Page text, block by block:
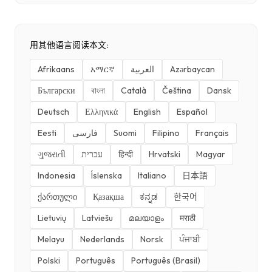
用其他语言阅读本文:
Afrikaans አማርኛ العربية
Azərbaycan
Български
বাংলা Català Čeština
Dansk
Deutsch
Ελληνικά English
Español
Eesti
فارسی Suomi Filipino
Français
ગુજરાતી
עברית हिन्दी Hrvatski
Magyar
Indonesia
Íslenska Italiano
日本語
ქართული
Қазақша ಕನ್ನಡ
한국어
Lietuvių
Latviešu മലയാളം
मराठी
Melayu
Nederlands Norsk
ਪੰਜਾਬੀ
Polski
Português Português (Brasil)